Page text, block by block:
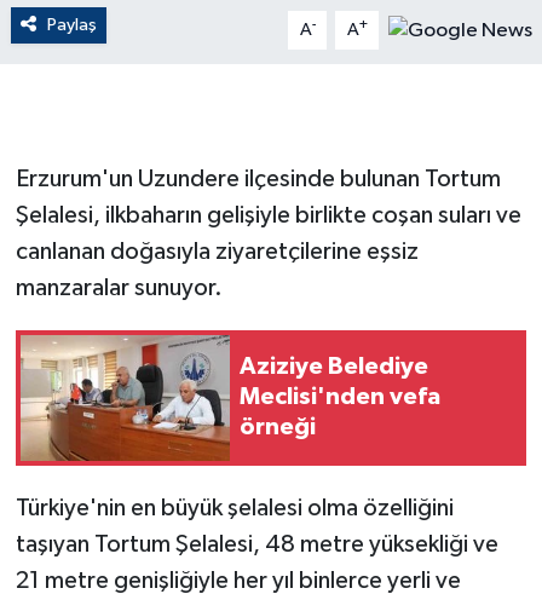
Paylaş A- A+
Erzurum'un Uzundere ilçesinde bulunan Tortum
Şelalesi, ilkbaharın gelişiyle birlikte coşan suları ve
canlanan doğasıyla ziyaretçilerine eşsiz
manzaralar sunuyor.
Aziziye Belediye
Meclisi'nden vefa
örneği
Türkiye'nin en büyük şelalesi olma özelliğini
taşıyan Tortum Şelalesi, 48 metre yüksekliği ve
21 metre genişliğiyle her yıl binlerce yerli ve
English News
GENEL
Güvenlik
HABERDE İNSAN
İNSAN
İş Dünyası